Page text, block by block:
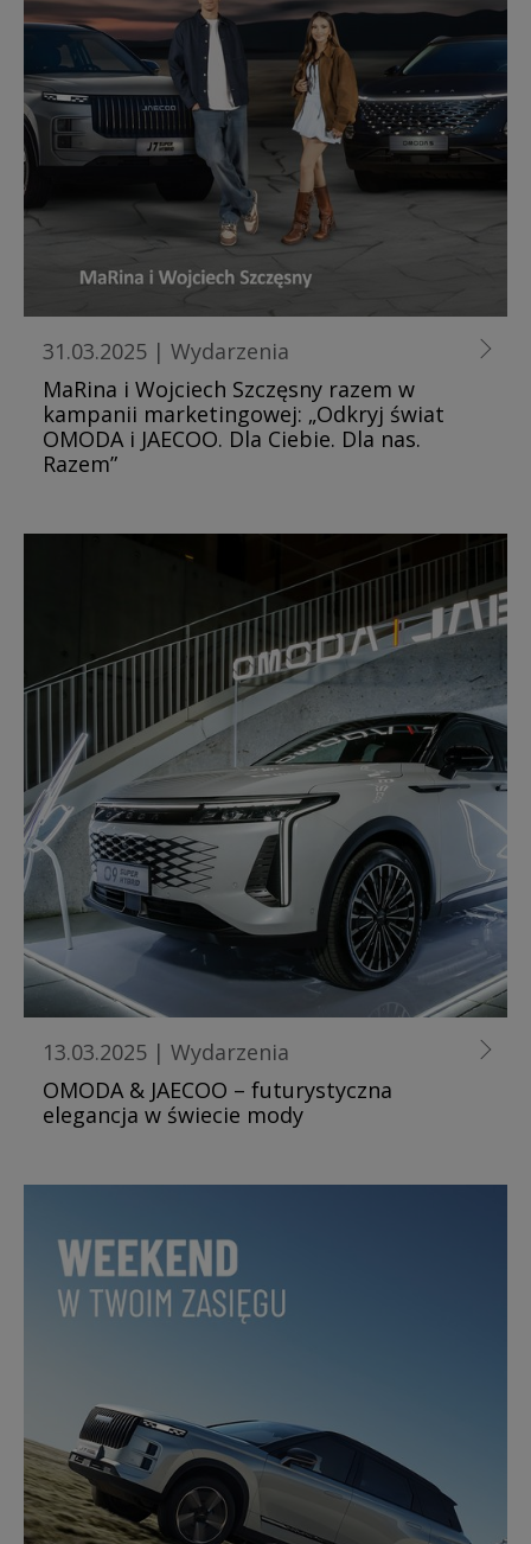
31.03.2025 | Wydarzenia
MaRina i Wojciech Szczęsny razem w
kampanii marketingowej: „Odkryj świat
OMODA i JAECOO. Dla Ciebie. Dla nas.
Razem”
13.03.2025 | Wydarzenia
OMODA & JAECOO – futurystyczna
elegancja w świecie mody